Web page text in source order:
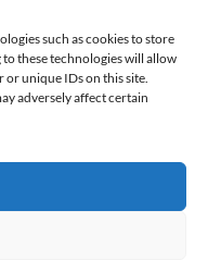
such as cookies to store
these technologies will allow
or unique IDs on this site.
adversely affect certain
CLUB AMILCAR